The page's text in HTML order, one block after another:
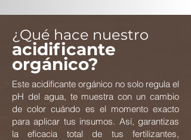
¿Qué hace nuestro
acidificante
orgánico?
Este acidificante orgánico no solo regula el
pH del agua, te muestra con un cambio
de color cuándo es el momento exacto
para aplicar tus insumos. Así, garantizas
la eficacia total de tus fertilizantes,